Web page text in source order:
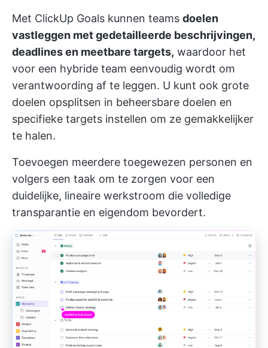
Met ClickUp Goals kunnen teams doelen
vastleggen met gedetailleerde beschrijvingen,
deadlines en meetbare targets, waardoor het
voor een hybride team eenvoudig wordt om
verantwoording af te leggen. U kunt ook grote
doelen opsplitsen in beheersbare doelen en
specifieke targets instellen om ze gemakkelijker
te halen.
Toevoegen meerdere toegewezen personen en
volgers een taak om te zorgen voor een
duidelijke, lineaire werkstroom die volledige
transparantie en eigendom bevordert.